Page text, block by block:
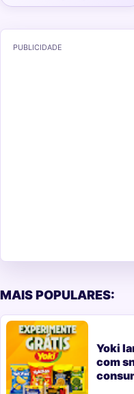
PUBLICIDADE
MAIS POPULARES:
Yoki
com